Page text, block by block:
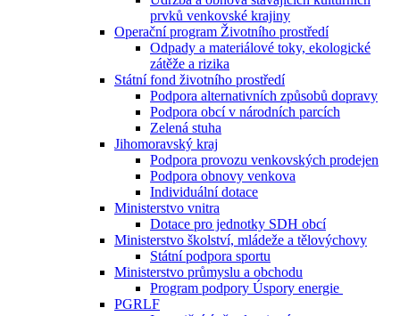
prvků venkovské krajiny
Operační program Životního prostředí
Odpady a materiálové toky, ekologické
zátěže a rizika
Státní fond životního prostředí
Podpora alternativních způsobů dopravy
Podpora obcí v národních parcích
Zelená stuha
Jihomoravský kraj
Podpora provozu venkovských prodejen
Podpora obnovy venkova
Individuální dotace
Ministerstvo vnitra
Dotace pro jednotky SDH obcí
Ministerstvo školství, mládeže a tělovýchovy
Státní podpora sportu
Ministerstvo průmyslu a obchodu
Program podpory Úspory energie
PGRLF